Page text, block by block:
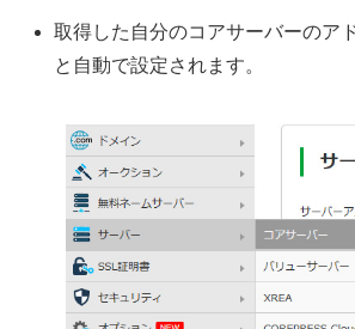
取得した自分のコアサーバーのア
と自動で設定されます。